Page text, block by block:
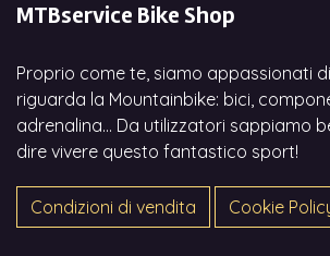
MTBservice Bike Shop
Proprio come te, siamo appassionati
riguarda la Mountainbike: bici,
adrenalina... Da utilizzatori sappiamo
dire vivere questo fantastico sport!
Condizioni di vendita Cookie